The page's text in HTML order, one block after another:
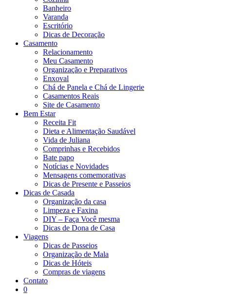
Banheiro
Varanda
Escritório
Dicas de Decoração
Casamento
Relacionamento
Meu Casamento
Organização e Preparativos
Enxoval
Chá de Panela e Chá de Lingerie
Casamentos Reais
Site de Casamento
Bem Estar
Receita Fit
Dieta e Alimentação Saudável
Vida de Juliana
Comprinhas e Recebidos
Bate papo
Notícias e Novidades
Mensagens comemorativas
Dicas de Presente e Passeios
Dicas de Casada
Organização da casa
Limpeza e Faxina
DIY – Faça Você mesma
Dicas de Dona de Casa
Viagens
Dicas de Passeios
Organização de Mala
Dicas de Hóteis
Compras de viagens
Contato
0